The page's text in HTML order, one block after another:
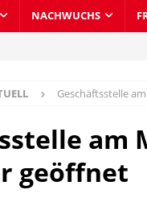
NACHWUCHS
Geschäftsstelle
am
geöffnet